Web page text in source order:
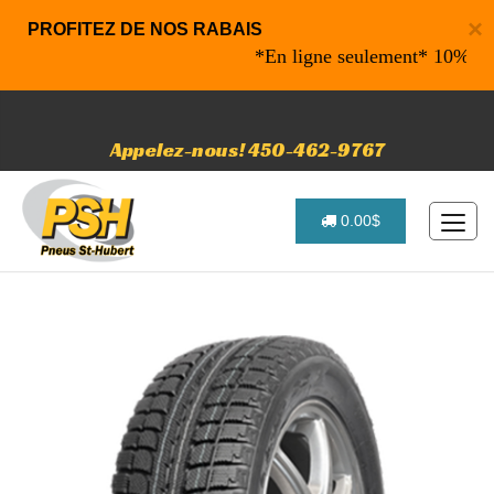
×
PROFITEZ DE NOS RABAIS
*En ligne seulement* 10% de
Appelez-nous! 450-462-9767
0.00$